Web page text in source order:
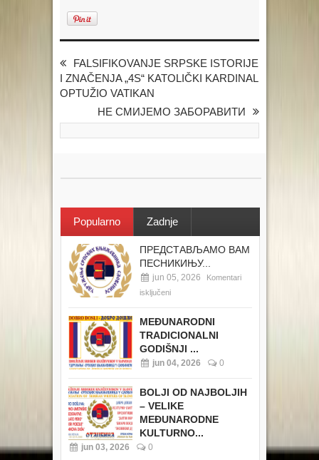
FALSIFIKOVANJE SRPSKE ISTORIJE
I ZNAČENJA „4S“ KATOLIČKI KARDINAL
OPTUŽIO VATIKAN
НЕ СМИЈЕМО ЗАБОРАВИТИ
Popularno Zadnje
ПРЕДСТАВЉАМО ВАМ
ПЕСНИКИЊУ...
jun 05, 2026
Komentari
isključeni
MEĐUNARODNI
TRADICIONALNI
GODIŠNJI ...
jun 04, 2026 0
BOLJI OD NAJBOLJIH
– VELIKE
MEĐUNARODNE
KULTURNO...
jun 03, 2026 0